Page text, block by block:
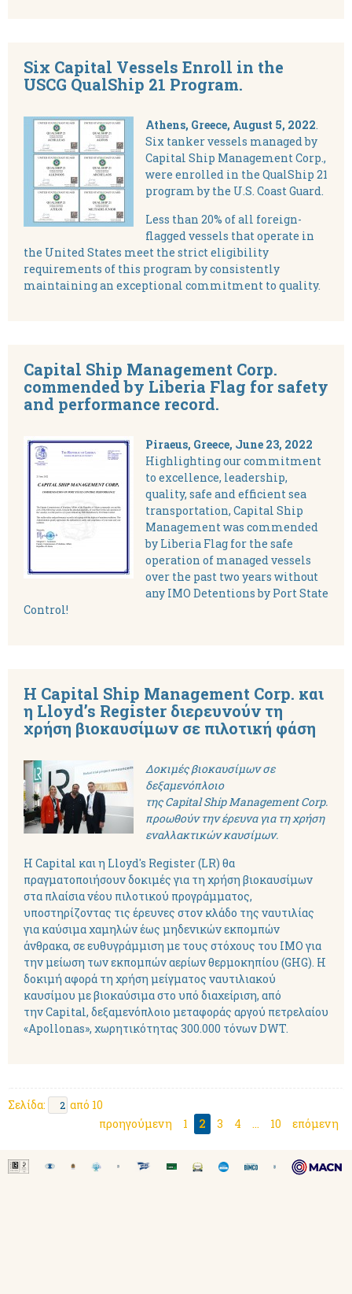
Six Capital Vessels Enroll in the
USCG QualShip 21 Program.
Athens, Greece, August 5, 2022.
Six tanker vessels managed by
Capital Ship Management Corp.,
were enrolled in the QualShip 21
program by the U.S. Coast Guard.
Less than 20% of all foreign-
flagged vessels that operate in
the United States meet the strict eligibility
requirements of this program by consistently
maintaining an exceptional commitment to quality.
Capital Ship Management Corp.
commended by Liberia Flag for safety
and performance record.
Piraeus, Greece, June 23, 2022
Highlighting our commitment
to excellence, leadership,
quality, safe and efficient sea
transportation, Capital Ship
Management was commended
by Liberia Flag for the safe
operation of managed vessels
over the past two years without
any IMO Detentions by Port State
Control!
Η Capital Ship Management Corp. και
η Lloyd’s Register διερευνούν τη
χρήση βιοκαυσίμων σε πιλοτική φάση
Δοκιμές βιοκαυσίμων σε
δεξαμενόπλοιο
της Capital Ship Management Corp.
προωθούν την έρευνα για τη χρήση
εναλλακτικών καυσίμων.
Η Capital και η Lloyd's Register (LR) θα
πραγματοποιήσουν δοκιμές για τη χρήση βιοκαυσίμων
στα πλαίσια νέου πιλοτικού προγράμματος,
υποστηρίζοντας τις έρευνες στον κλάδο της ναυτιλίας
για καύσιμα χαμηλών έως μηδενικών εκπομπών
άνθρακα, σε ευθυγράμμιση με τους στόχους του ΙΜΟ για
την μείωση των εκπομπών αερίων θερμοκηπίου (GHG). Η
δοκιμή αφορά τη χρήση μείγματος ναυτιλιακού
καυσίμου με βιοκαύσιμα στο υπό διαχείριση, από
την Capital, δεξαμενόπλοιο μεταφοράς αργού πετρελαίου
«Apollonas», χωρητικότητας 300.000 τόνων DWT.
Σελίδα:
από 10
προηγούμενη
1 2 3 4 ... 10 επόμενη